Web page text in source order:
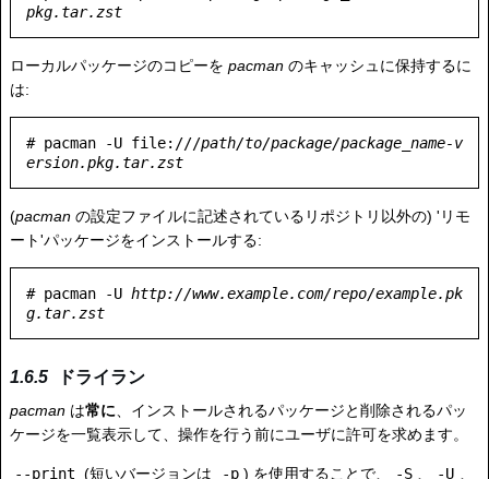
pkg.tar.zst
ローカルパッケージのコピーを pacman のキャッシュに保持するに
は:
# pacman -U file:///path/to/package/package_name-v
ersion.pkg.tar.zst
(pacman の設定ファイルに記述されているリポジトリ以外の) 'リモ
ート'パッケージをインストールする:
# pacman -U http://www.example.com/repo/example.pk
g.tar.zst
ドライラン
pacman は常に 、インストールされるパッケージと削除されるパッ
ケージを一覧表示して、操作を行う前にユーザに許可を求めます。
--print (短いバージョンは -p ) を使用することで、 -S -U